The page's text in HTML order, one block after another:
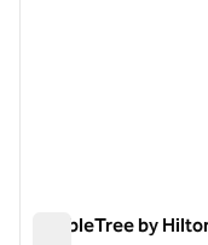
DoubleTree by